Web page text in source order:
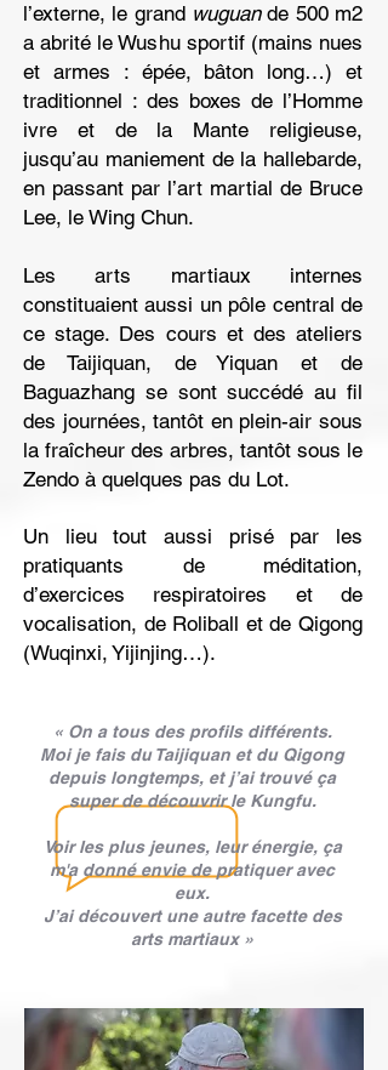
l’externe, le grand wuguande 500 m2
a abrité le Wushu sportif (mains nues
et armes : épée, bâton long…) et
traditionnel : des boxes de l’Homme
ivre et de la Mante religieuse,
jusqu’au maniement de la hallebarde,
en passant par l’art martial de Bruce
Lee, le Wing Chun.
Les arts martiaux internes
constituaient aussi un pôle central de
ce stage. Des cours et des ateliers
de Taijiquan, de Yiquan et de
Baguazhang se sont succédé au fil
des journées, tantôt en plein-air sous
la fraîcheur des arbres, tantôt sous le
Zendo à quelques pas du Lot.
Un lieu tout aussi prisé par les
pratiquants de méditation,
d’exercices respiratoires et de
vocalisation, de Roliball et de Qigong
(Wuqinxi, Yijinjing…).
« On a tous des profils différents.
Moi je fais du Taijiquan et du Qigong
depuis longtemps, et j’ai trouvé ça
super de découvrir le Kungfu.
Voir les plus jeunes, leur énergie, ça
m'a donné envie de pratiquer avec
eux.
J’ai découvert une autre facette des
arts martiaux »